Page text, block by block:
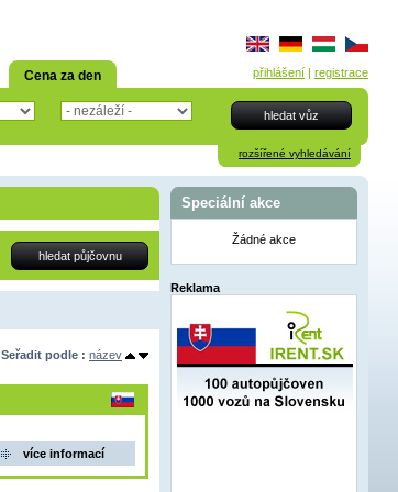
Cena za den přihlášení | registrace
rozšířené vyhledávání
Seřadit podle : název
více informací
Speciální akce
Žádné akce
Reklama